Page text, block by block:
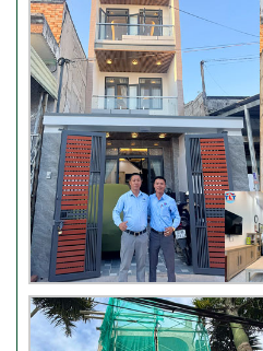
xây
Đánh
tại